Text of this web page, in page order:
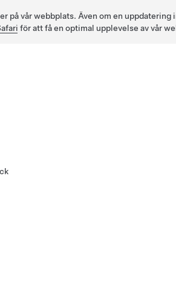
vår webbplats. Även om en uppdatering
för att få en optimal upplevelse av vår